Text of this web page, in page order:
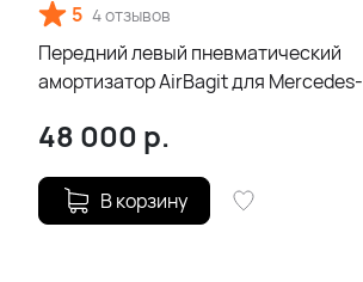
5 4 отзывов
Передний левый пневматический
амортизатор AirBagit для Mercedes-
48 000 р.
В корзину